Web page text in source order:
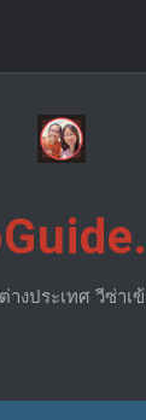
งประเทศ วีซ่าเ